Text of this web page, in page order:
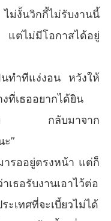
ม่งั้นวิกกี้ไม่รับงานนี้
ต่ไม่มีโอกาสได้อยู่
นทำทีแง่งอน หวังให้
ที่เธออยากได้ยิน
สิครับ กลับมาจาก
”
ารออยู่ตรงหน้า แต่ก็
ธอรับงานเอาไว้ต่อ
ะเทศที่จะเบี้ยวไม่ได้